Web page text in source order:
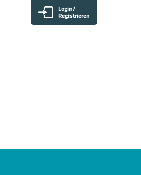
Login/
Registrieren